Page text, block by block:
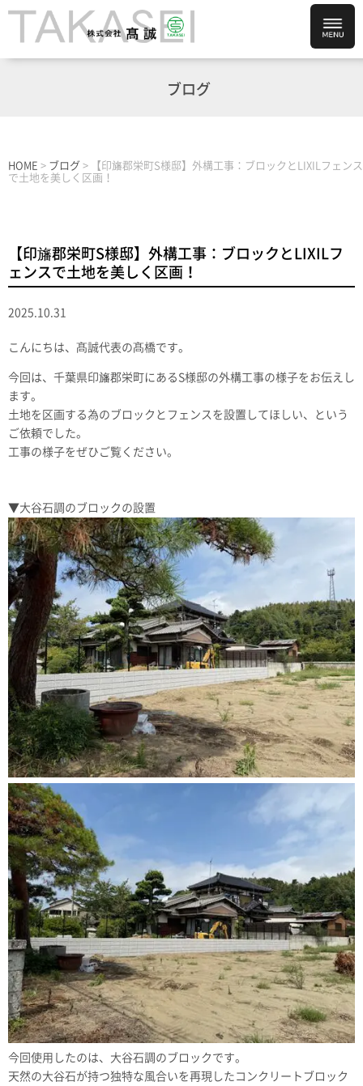
ブログ
HOME > ブログ >
【印旛郡栄町S様邸】外構工事：ブロックとLIXILフェンス
で土地を美しく区画！
【印旛郡栄町S様邸】外構工事：ブロックとLIXILフ
ェンスで土地を美しく区画！
2025.10.31
こんにちは、髙誠代表の髙橋です。
今回は、千葉県印旛郡栄町にあるS様邸の外構工事の様子をお伝えし
ます。
土地を区画する為のブロックとフェンスを設置してほしい、という
ご依頼でした。
工事の様子をぜひご覧ください。
▼大谷石調のブロックの設置
今回使用したのは、大谷石調のブロックです。
天然の大谷石が持つ独特な風合いを再現したコンクリートブロック